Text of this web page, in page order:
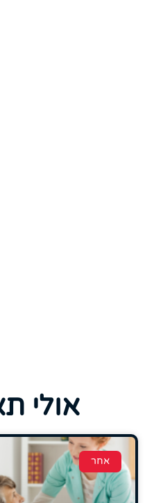
אולי
אחר